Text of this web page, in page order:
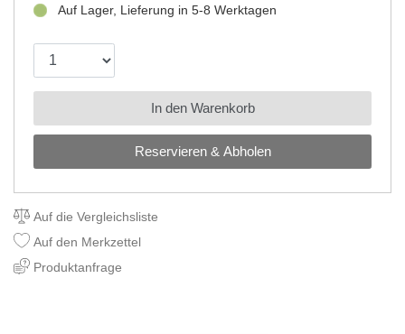
Reservieren & Abholen
Auf Lager, Lieferung in 5-8 Werktagen
In den Warenkorb
Auf die Vergleichsliste
Auf den Merkzettel
Produktanfrage